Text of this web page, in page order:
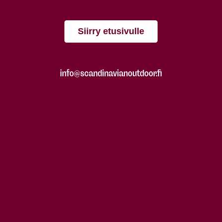
Siirry etusivulle
info@scandinavianoutdoor.fi